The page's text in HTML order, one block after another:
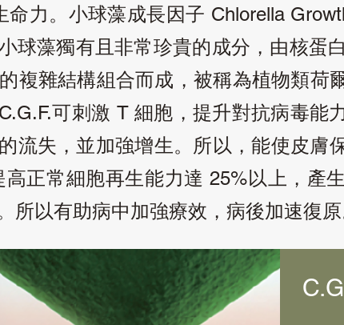
命力。小球藻成長因子 Chlorella
球藻獨有且非常珍貴的成分，由核蛋
的複雜結構組合而成，被稱為植物類荷
C.G.F.可刺激 T細胞，提升對抗病毒能
流失 ，並加強增生。所以，能使皮膚
高正常細胞再生能力達 25%以上，產
所以有助病中加強療效，病後加速復原